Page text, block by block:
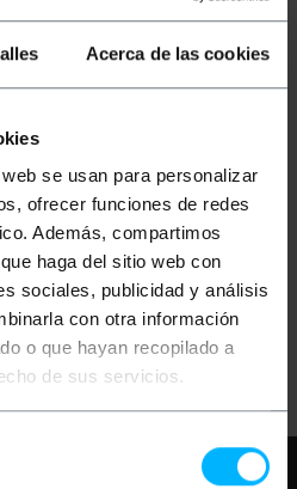
Acerca de las cookies
se usan para personalizar
ofrecer funciones de redes
Además, compartimos
haga del sitio web con
sociales, publicidad y análisis
con otra información
o que hayan recopilado a
de sus servicios.
proyector para trípode
universal
PVP
9,14€
9,14 € IVA inc.
PVD
8,73€
Entrega inmediata REF: OP047
Cantidad